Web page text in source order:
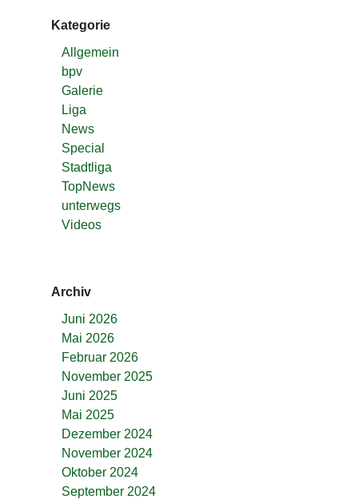
Kategorie
Allgemein
bpv
Galerie
Liga
News
Special
Stadtliga
TopNews
unterwegs
Videos
Archiv
Juni 2026
Mai 2026
Februar 2026
November 2025
Juni 2025
Mai 2025
Dezember 2024
November 2024
Oktober 2024
September 2024